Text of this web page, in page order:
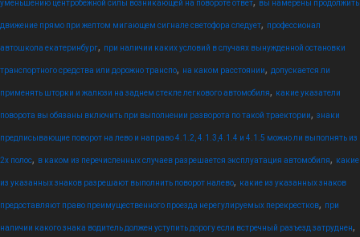
уменьшению центробежной силы возникающей на повороте ответ вы намерены продолжить
движение прямо при желтом мигающем сигнале светофора следует, профессионал
автошкола екатеринбург, при наличии каких условий в случаях вынужденной остановки
транспортного средства или дорожно транспо, на каком расстоянии, допускается ли
применять шторки и жалюзи на заднем стекле легкового автомобиля, какие указатели
поворота вы обязаны включить при выполнении разворота по такой траектории, знаки
предписывающие поворот на лево и направо 4.1.2, 4.1.3,4.1.4 и 4.1.5 можно ли выполнять из
2х полос, в каком из перечисленных случаев разрешается эксплуатация автомобиля, какие
из указанных знаков разрешают выполнить поворот налево, какие из указанных знаков
предоставляют право преимущественного проезда нерегулируемых перекрестков, при
наличии какого знака водитель должен уступить дорогу если встречный разъезд затруднен,